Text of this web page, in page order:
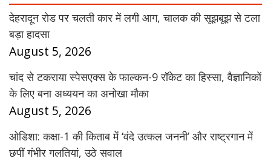
देहरादून रोड पर चलती कार में लगी आग, चालक की सूझबूझ से टला
बड़ा हादसा
August 5, 2026
चांद से टकराया स्पेसएक्स के फाल्कन-9 रॉकेट का हिस्सा, वैज्ञानिकों
के लिए बना अध्ययन का अनोखा मौका
August 5, 2026
ओडिशा: कक्षा-1 की किताब में ‘वंदे उत्कल जननी’ और राष्ट्रगान में
छपीं गंभीर गलतियां, उठे सवाल